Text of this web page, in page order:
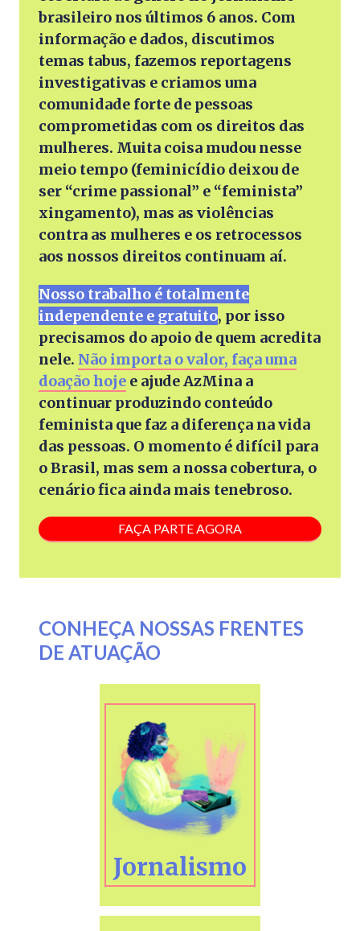
brasileiro nos últimos 6 anos. Com
informação e dados, discutimos
temas tabus, fazemos reportagens
investigativas e criamos uma
comunidade forte de pessoas
comprometidas com os direitos das
mulheres. Muita coisa mudou nesse
meio tempo (feminicídio deixou de
ser “crime passional” e “feminista”
xingamento), mas as violências
contra as mulheres e os retrocessos
aos nossos direitos continuam aí.
Nosso trabalho é totalmente
independente e gratuito, por isso
precisamos do apoio de quem acredita
nele. Não importa o valor, faça uma
doação hoje e ajude AzMina a
continuar produzindo conteúdo
feminista que faz a diferença na vida
das pessoas. O momento é difícil para
o Brasil, mas sem a nossa cobertura, o
cenário fica ainda mais tenebroso.
FAÇA PARTE AGORA
CONHEÇA NOSSAS FRENTES
DE ATUAÇÃO
Jornalismo